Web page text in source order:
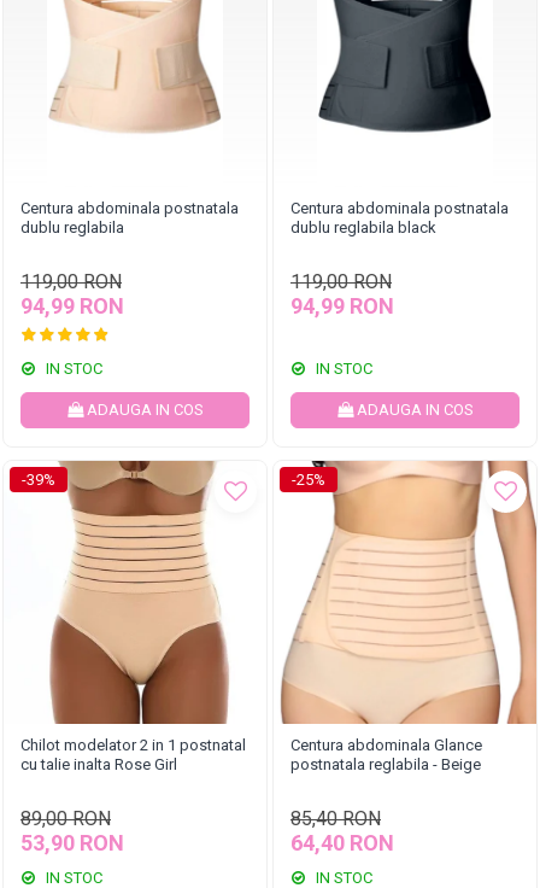
Centura abdominala postnatala
dublu reglabila
119,00 RON
94,99 RON
IN STOC
ADAUGA IN COS
Centura abdominala postnatala
dublu reglabila black
119,00 RON
94,99 RON
IN STOC
ADAUGA IN COS
-39%
Chilot modelator 2 in 1 postnatal
cu talie inalta Rose Girl
89,00 RON
53,90 RON
IN STOC
-25%
Centura abdominala Glance
postnatala reglabila - Beige
85,40 RON
64,40 RON
IN STOC